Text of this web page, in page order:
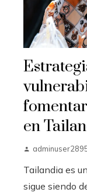
en
Tailandia es
sigue siendo